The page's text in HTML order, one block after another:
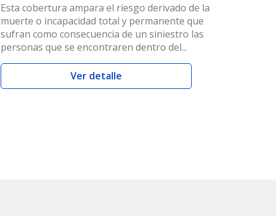
Esta cobertura ampara el riesgo derivado de la
muerte o incapacidad total y permanente que
sufran como consecuencia de un siniestro las
personas que se encontraren dentro del...
Ver detalle